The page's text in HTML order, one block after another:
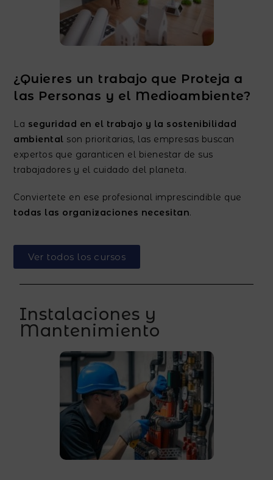
¿Quieres un trabajo que Proteja a
las Personas y el Medioambiente?
La seguridad en el trabajo y la sostenibilidad
ambiental son prioritarias, las empresas buscan
expertos que garanticen el bienestar de sus
trabajadores y el cuidado del planeta.
Conviertete en ese profesional imprescindible que
todas las organizaciones necesitan.
Ver todos los cursos
Instalaciones y
Mantenimiento